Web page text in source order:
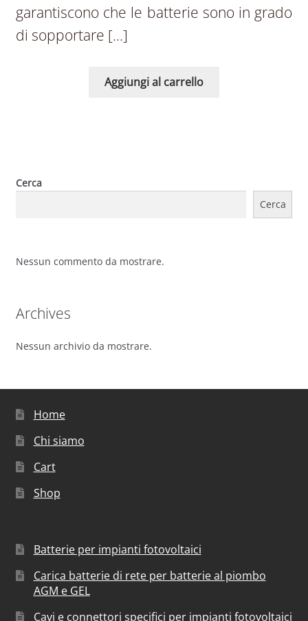
garantiscono che le batterie sono in grado
di sopportare […]
Aggiungi al carrello
Cerca
Cerca
Nessun commento da mostrare.
Archives
Nessun archivio da mostrare.
Home
Chi siamo
Cart
Shop
Batterie per impianti fotovoltaici
Carica batterie di rete per batterie al piombo
AGM e GEL
Cavi e connettori specifici per impianti fotovoltaici